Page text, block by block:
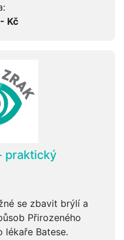
Kč
praktický
se zbavit brýlí a
Přirozeného
Batese.